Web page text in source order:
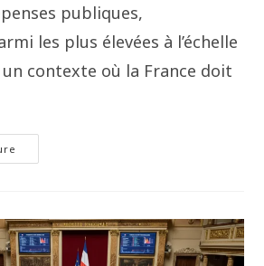
publiques,
les plus élevées à l’échelle
un contexte où la France doit